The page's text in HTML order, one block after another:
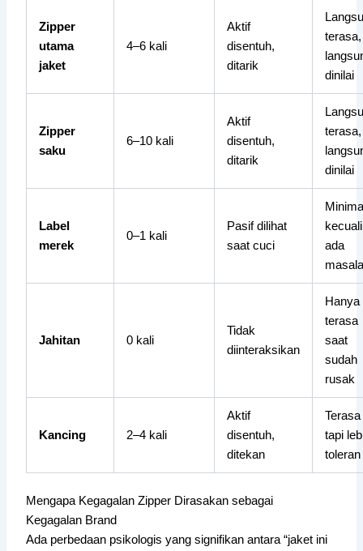
Zipper
utama
jaket
4–6 kali
Aktif
disentuh,
ditarik
terasa,
dinilai
Zipper
saku
6–10 kali
Aktif
disentuh,
ditarik
terasa,
dinilai
Label
merek
0–1 kali
Pasif dilihat
saat cuci
kecuali
ada
Jahitan 0 kali
Tidak
diinteraksikan
Hanya
terasa
saat
sudah
rusak
Kancing 2–4 kali
Aktif
disentuh,
ditekan
Terasa
tapi
toleran
Mengapa Kegagalan Zipper Dirasakan sebagai
Kegagalan Brand
Ada perbedaan psikologis yang signifikan antara “jaket ini